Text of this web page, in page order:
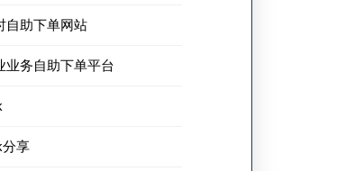
自助下单网站
业务自助下单平台
分享